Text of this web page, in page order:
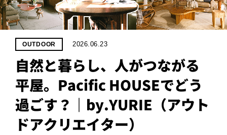
WHAT’S
LIFE
LABEL
ライフレー
つ いて
はい
OUTDOOR 2026.06.23
自然と暮らし、人がつながる
平屋。Pacific HOUSEでどう
過ごす？｜by.YURIE（アウト
ドアクリエイター）